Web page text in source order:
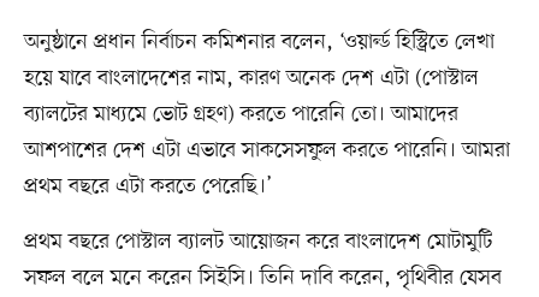
অনুষ্ঠানে প্রধান নির্বাচন কমিশনার বলেন, ‘ওয়ার্ল্ড হিস্ট্রিতে লেখা
হয়ে যাবে বাংলাদেশের নাম, কারণ অনেক দেশ এটা (পোস্টাল
ব্যালটের মাধ্যমে ভোট গ্রহণ) করতে পারেনি তো। আমাদের
আশপাশের দেশ এটা এভাবে সাকসেসফুল করতে পারেনি। আমরা
প্রথম বছরে এটা করতে পেরেছি।’
প্রথম বছরে পোস্টাল ব্যালট আয়োজন করে বাংলাদেশ মোটামুটি
সফল বলে মনে করেন সিইসি। তিনি দাবি করেন, পৃথিবীর যেসব